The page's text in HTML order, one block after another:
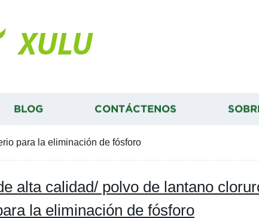
XULU
BLOG CONTÁCTENOS
para la eliminación de fósforo
alta calidad/ polvo de lantano
la eliminación de fósforo